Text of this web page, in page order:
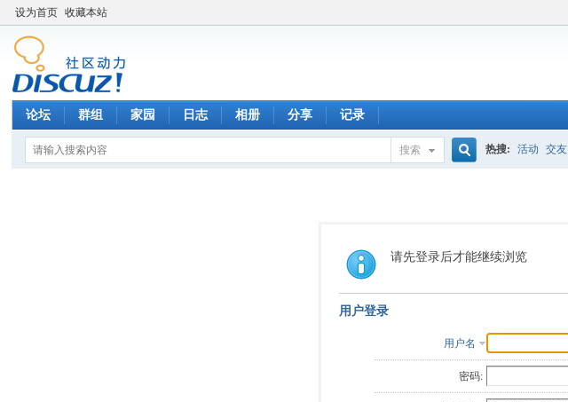
设为首页 收藏本站
论坛 群组 家园 日志 相册 分享 记录
搜索
索
热搜: 活动 交友
请先登录后才能继续浏览
用户登录
用户名
密码: